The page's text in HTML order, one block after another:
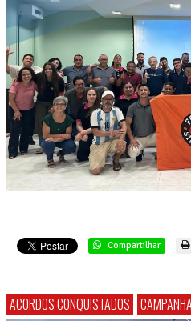
Compartilhar
ACORDOS CONQUISTADOS